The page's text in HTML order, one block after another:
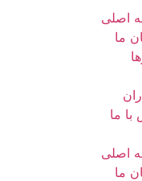
اصلی
ما
با ما
اصلی
ما